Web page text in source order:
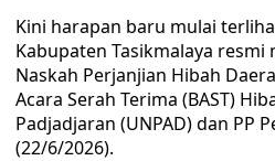
Kini harapan baru mulai
Kabupaten Tasikmalaya
Naskah Perjanjian Hibah
Acara Serah Terima (BAST)
Padjadjaran (UNPAD) dan PP
(22/6/2026).